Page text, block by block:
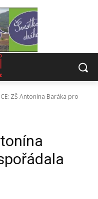
ZŠ Antonína Baráka pro